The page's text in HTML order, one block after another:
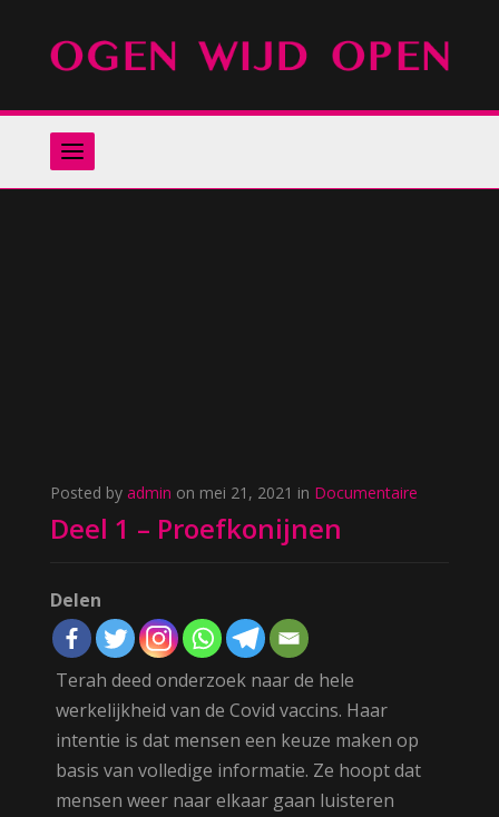
Posted by admin on mei 21, 2021 in Documentaire
Deel 1 – Proefkonijnen
Delen
Terah deed onderzoek naar de hele
werkelijkheid van de Covid vaccins. Haar
intentie is dat mensen een keuze maken op
basis van volledige informatie. Ze hoopt dat
mensen weer naar elkaar gaan luisteren